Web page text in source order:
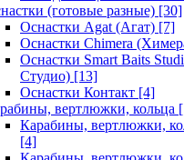
(готовые разные) [30]
Оснастки Agat (Агат) [7]
Оснастки Chimera
Оснастки Smart Baits
Студио) [13]
Оснастки Контакт [4]
вертлюжки, кольца
Карабины, вертлюжки,
[4]